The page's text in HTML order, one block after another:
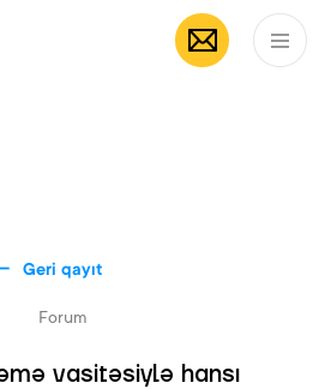
Geri qayıt
Forum
vasitəsiylə hansı